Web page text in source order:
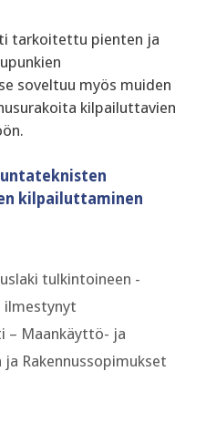
tarkoitettu pienten ja
soveltuu myös muiden
kilpailuttavien
kilpailuttaminen
tulkintoineen -
ilmestynyt
– Maankäyttö- ja
Rakennussopimukset